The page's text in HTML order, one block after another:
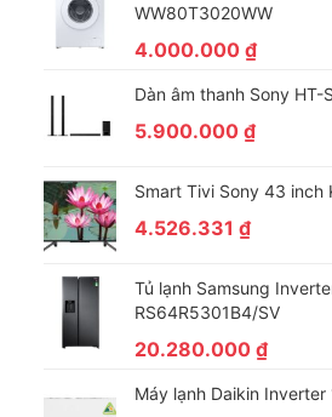
WW80T3020WW
4.000.000 ₫
Dàn âm thanh Sony HT-
5.900.000 ₫
Smart Tivi Sony 43 inch
4.526.331 ₫
Tủ lạnh Samsung
RS64R5301B4/SV
20.280.000 ₫
Máy lạnh Daikin Inverter